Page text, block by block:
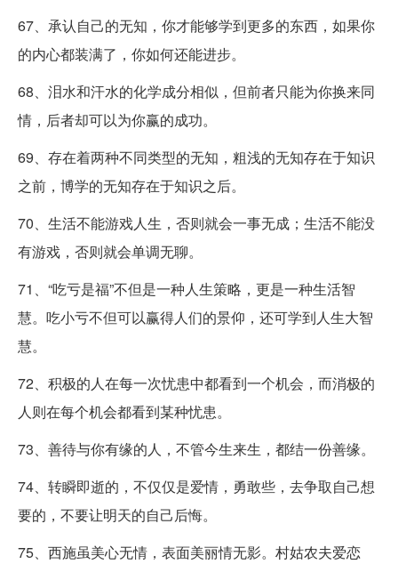
67、承认自己的无知，你才能够学到更多的东西，如果你
的内心都装满了，你如何还能进步。
68、泪水和汗水的化学成分相似，但前者只能为你换来同
情，后者却可以为你赢的成功。
69、存在着两种不同类型的无知，粗浅的无知存在于知识
之前，博学的无知存在于知识之后。
70、生活不能游戏人生，否则就会一事无成；生活不能没
有游戏，否则就会单调无聊。
71、“吃亏是福”不但是一种人生策略，更是一种生活智
慧。吃小亏不但可以赢得人们的景仰，还可学到人生大智
慧。
72、积极的人在每一次忧患中都看到一个机会，而消极的
人则在每个机会都看到某种忧患。
73、善待与你有缘的人，不管今生来生，都结一份善缘。
74、转瞬即逝的，不仅仅是爱情，勇敢些，去争取自己想
要的，不要让明天的自己后悔。
75、西施虽美心无情，表面美丽情无影。村姑农夫爱恋